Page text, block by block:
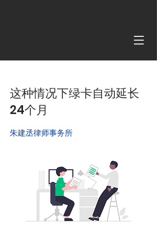
这种情况下绿卡自动延长
24个月
朱建丞律师事务所